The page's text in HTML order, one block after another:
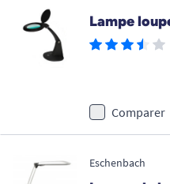
Lampe
Comparer
Eschenbach